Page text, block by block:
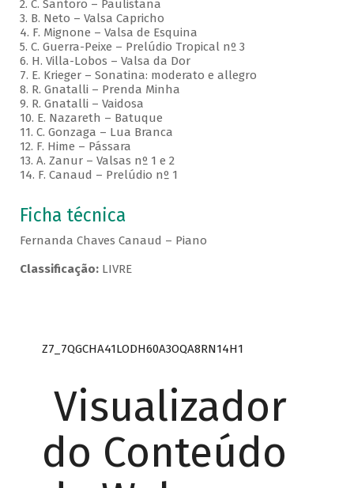
2. C. Santoro – Paulistana
3. B. Neto – Valsa Capricho
4. F. Mignone – Valsa de Esquina
5. C. Guerra-Peixe – Prelúdio Tropical nº 3
6. H. Villa-Lobos – Valsa da Dor
7. E. Krieger – Sonatina: moderato e allegro
8. R. Gnatalli – Prenda Minha
9. R. Gnatalli – Vaidosa
10. E. Nazareth – Batuque
11. C. Gonzaga – Lua Branca
12. F. Hime – Pássara
13. A. Zanur – Valsas nº 1 e 2
14. F. Canaud – Prelúdio nº 1
Ficha técnica
Fernanda Chaves Canaud – Piano
Classificação:LIVRE
Z7_7QGCHA41LODH60A3OQA8RN14H1
Visualizador
do Conteúdo